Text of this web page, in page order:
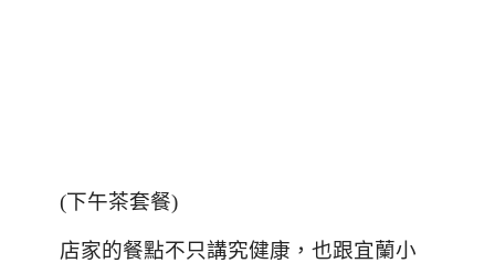
(下午茶套餐)
店家的餐點不只講究健康，也跟宜蘭小